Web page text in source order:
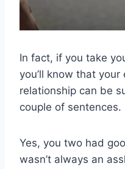
In fact, if you take
you’ll know that your
relationship can be
couple of sentences.
Yes, you two had
wasn’t always an